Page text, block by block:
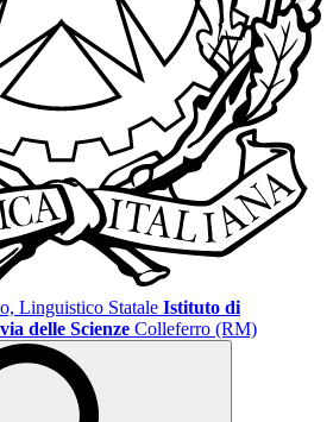
Linguistico Statale Istituto di
delle Scienze Colleferro (RM)